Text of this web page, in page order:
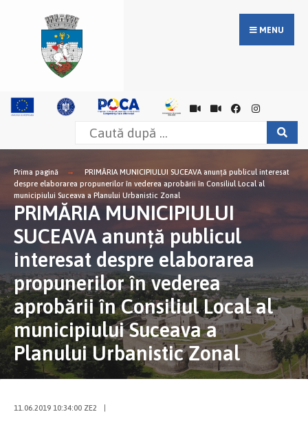
MENU
Prima pagină
PRIMĂRIA MUNICIPIULUI SUCEAVA anunţă publicul interesat
despre elaborarea propunerilor în vederea aprobării în Consiliul Local al
municipiului Suceava a Planului Urbanistic Zonal
PRIMĂRIA MUNICIPIULUI
SUCEAVA anunţă publicul
interesat despre elaborarea
propunerilor în vederea
aprobării în Consiliul Local al
municipiului Suceava a
Planului Urbanistic Zonal
11.06.2019 10:34:00 ZE2